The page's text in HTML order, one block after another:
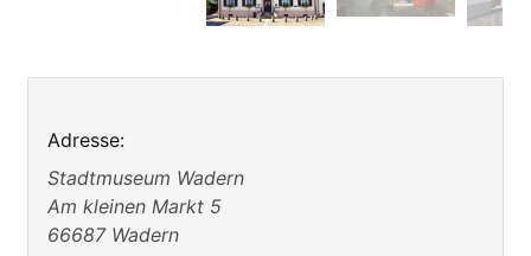
+
−
Adresse:
Stadtmuseum Wadern
Am kleinen Markt 5
66687 Wadern